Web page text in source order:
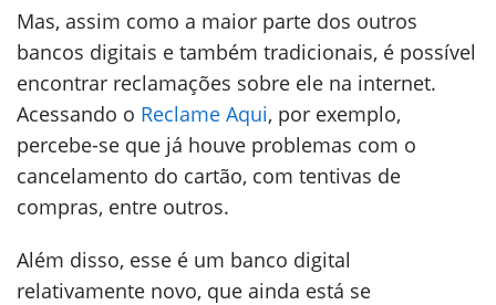
Mas, assim como a maior parte dos outros
bancos digitais e também tradicionais, é possível
encontrar reclamações sobre ele na internet.
Acessando o Reclame Aqui, por exemplo,
percebe-se que já houve problemas com o
cancelamento do cartão, com tentivas de
compras, entre outros.
Além disso, esse é um banco digital
relativamente novo, que ainda está se